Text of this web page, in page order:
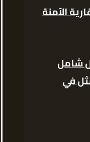
الآمنة
شامل
في